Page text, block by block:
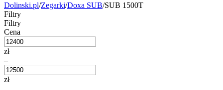
Dolinski.pl/Zegarki/Doxa SUB/SUB 1500T
Filtry
Filtry
Cena
zł
–
zł